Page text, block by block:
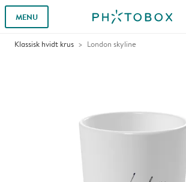
MENU
Klassisk hvidt krus London skyline